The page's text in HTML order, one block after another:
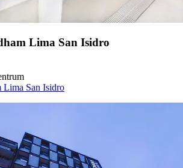
Lima San Isidro
Lima San Isidro